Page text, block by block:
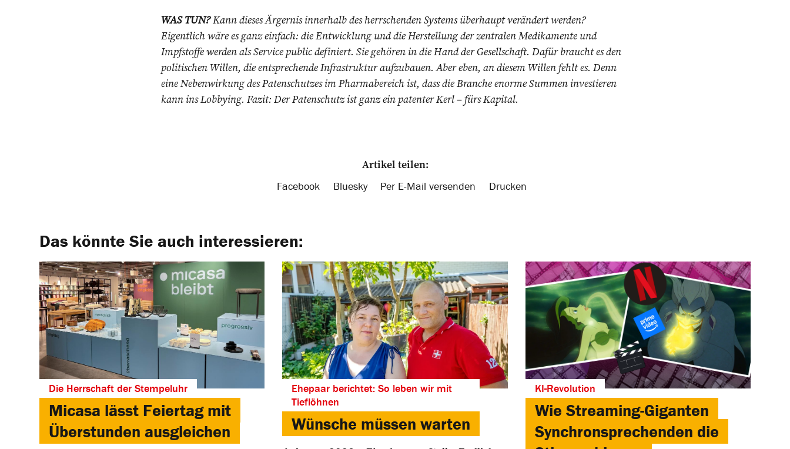
WAS TUN?Kann dieses Ärgernis innerhalb des herrschenden Systems überhaupt verändert werden?
Eigentlich wäre es ganz einfach: die Entwicklung und die Herstellung der zentralen Medikamente und
Impfstoffe werden als Service public definiert. Sie gehören in die Hand der Gesellschaft. Dafür braucht es den
politischen Willen, die entsprechende Infrastruktur aufzubauen. Aber eben, an diesem Willen fehlt es. Denn
eine Nebenwirkung des Patenschutzes im Pharmabereich ist, dass die Branche enorme Summen investieren
kann ins Lobbying. Fazit: Der Patenschutz ist ganz ein patenter Kerl – fürs Kapital.
Artikel teilen:
Facebook Bluesky Per E-Mail versenden Drucken
Das könnte Sie auch interessieren:
Die Herrschaft der Stempeluhr
Micasa lässt Feiertag mit
Überstunden ausgleichen
Ehepaar berichtet: So leben wir mit
Tieflöhnen
Wünsche müssen warten
KI-Revolution
Wie Streaming-Giganten
Synchronsprechenden die